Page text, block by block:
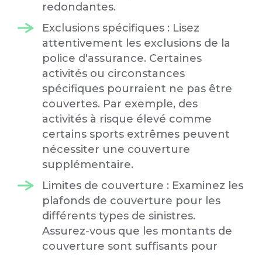
redondantes.
Exclusions spécifiques : Lisez
attentivement les exclusions de la
police d'assurance. Certaines
activités ou circonstances
spécifiques pourraient ne pas être
couvertes. Par exemple, des
activités à risque élevé comme
certains sports extrêmes peuvent
nécessiter une couverture
supplémentaire.
Limites de couverture : Examinez les
plafonds de couverture pour les
différents types de sinistres.
Assurez-vous que les montants de
couverture sont suffisants pour